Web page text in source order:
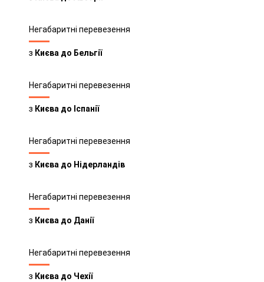
Негабаритні перевезення
з Києва до Бельгії
Негабаритні перевезення
з Києва до Іспанії
Негабаритні перевезення
з Києва до Нідерландів
Негабаритні перевезення
з Києва до Данії
Негабаритні перевезення
з Києва до Чехії